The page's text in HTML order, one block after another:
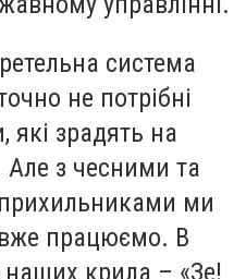
система
не потрібні
які зрадять на
з чесними та
ми
працюємо. В
наших крила – «Зе!